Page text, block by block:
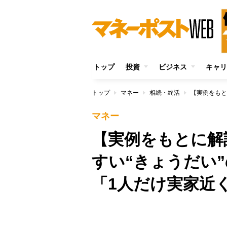
トップ 投資 ビジネス キャ
トップ マネー 相続・終活
マネー
【実例をもとに
すい“きょうだい
「1人だけ実家近